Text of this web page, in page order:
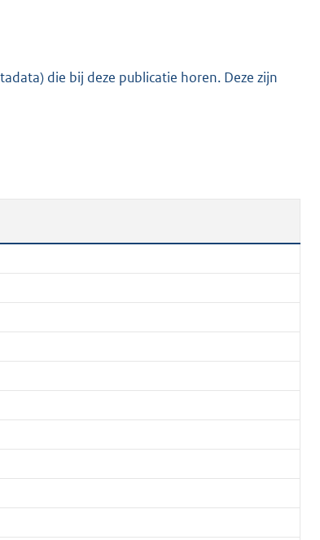
die bij deze publicatie horen. Deze zijn